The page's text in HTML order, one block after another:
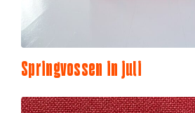
Springvossen in juli